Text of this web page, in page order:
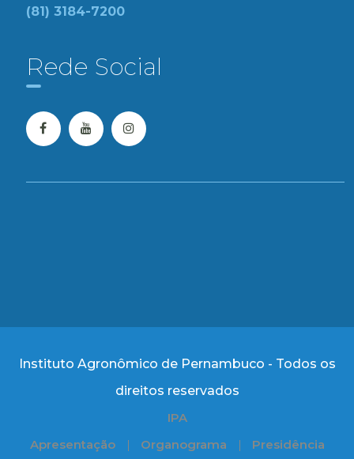
(81) 3184-7200
Rede Social
Instituto Agronômico de Pernambuco - Todos os
direitos reservados
IPA
Apresentação
Organograma
Presidência